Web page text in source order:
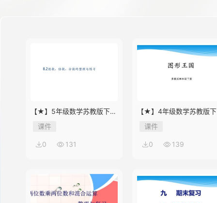
【★】5年级数学苏教版下册
课件第8单元《单元复习》
课件
0 131
【★】4年级数学苏教版
课件第9单元《单元复习》
课件
0 139